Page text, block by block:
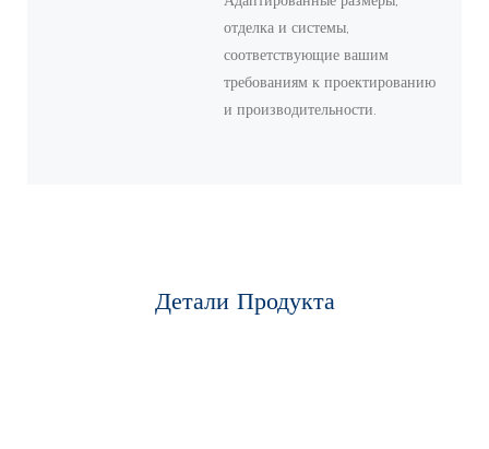
отделка и системы,
соответствующие вашим
требованиям к проектированию
и производительности.
Детали Продукта